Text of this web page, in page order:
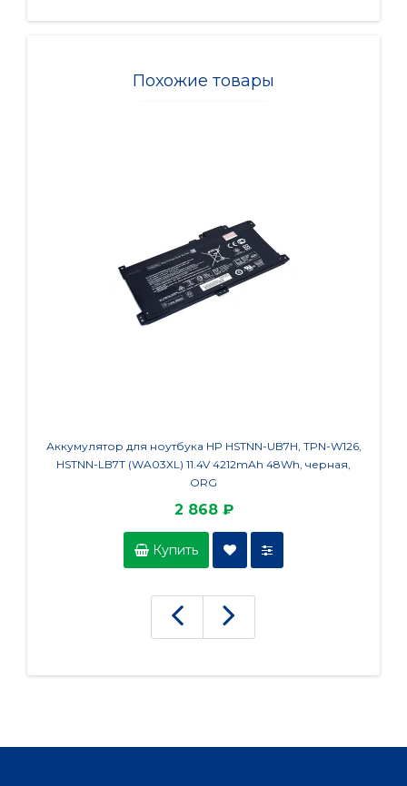
Похожие товары
Аккумулятор для ноутбука HP HSTNN-UB7H, TPN-W126,
HSTNN-LB7T (WA03XL) 11.4V 4212mAh 48Wh, черная,
ORG
2 868 ₽
Купить